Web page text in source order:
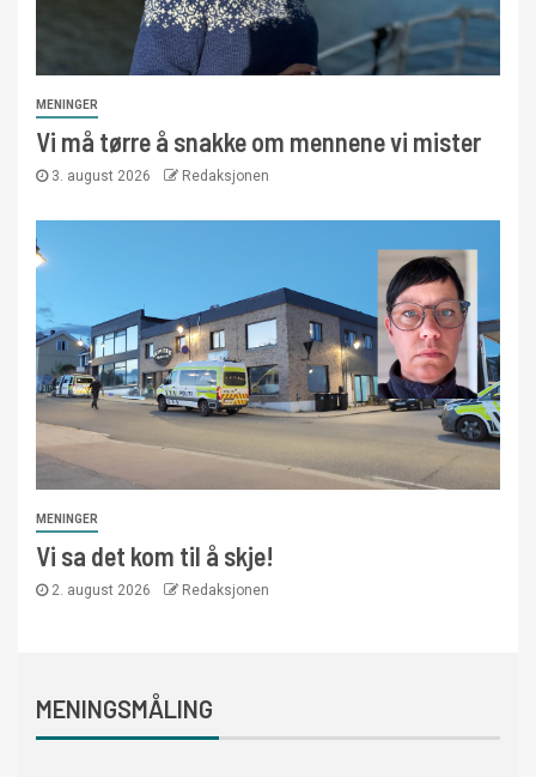
MENINGER
Vi må tørre å snakke om mennene vi mister
3. august 2026 Redaksjonen
MENINGER
Vi sa det kom til å skje!
2. august 2026 Redaksjonen
MENINGSMÅLING